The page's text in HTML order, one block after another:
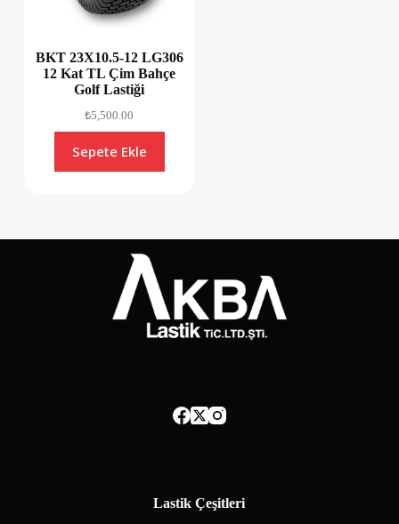
BKT 23X10.5-12 LG306
12 Kat TL Çim Bahçe
Golf Lastiği
₺5,500.00
Sepete Ekle
Lastik Çeşitleri